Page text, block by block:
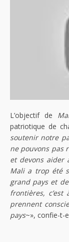
L’objectif de
patriotique de
soutenir notre
ne pouvons pas
et devons aider
Mali a trop été
grand pays et
frontières,
prennent
pays~», confie-t-